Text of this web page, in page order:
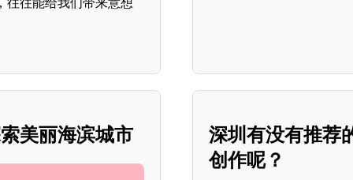
往往能给我们带来意想
美丽海滨城市
深圳有没有推荐
创作呢？